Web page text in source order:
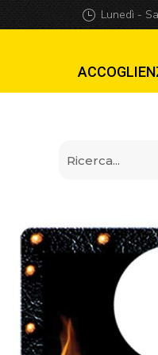
Piastra
Lunedì -